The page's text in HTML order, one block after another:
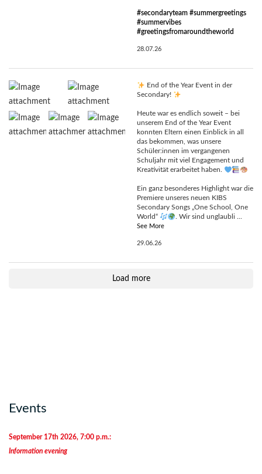
#secondaryteam #summergreetings
#summervibes
#greetingsfromaroundtheworld
28.07.26
End of the Year Event in der
Secondary!
Heute war es endlich soweit – bei
unserem End of the Year Event
konnten Eltern einen Einblick in all
das bekommen, was unsere
Schüler:innen im vergangenen
Schuljahr mit viel Engagement und
Kreativität erarbeitet haben.
Ein ganz besonderes Highlight war die
Premiere unseres neuen KIBS
Secondary Songs „One School, One
World“
. Wir sind unglaubli ...
See More
29.06.26
Load more
Events
September 17th 2026, 7:00 p.m.:
Information evening